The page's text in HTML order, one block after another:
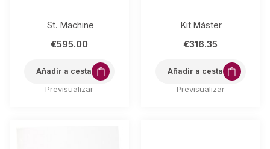
Añadir a cesta
Previsualizar
St. Machine
€595.00
Añadir a cesta
Previsualizar
Kit Máster
€316.35